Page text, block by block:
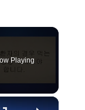
Playing
×